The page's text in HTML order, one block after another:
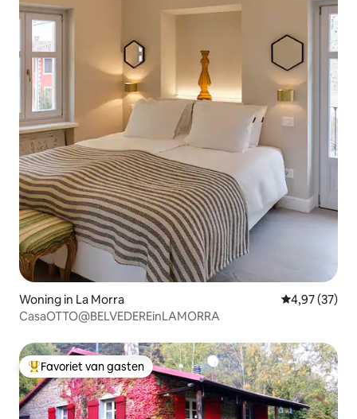
Woning in La Morra Gemiddelde
4,97 (37)
CasaOTTO@BELVEDEREinLAMORRA
Topfavoriet van gasten
Favoriet van gasten